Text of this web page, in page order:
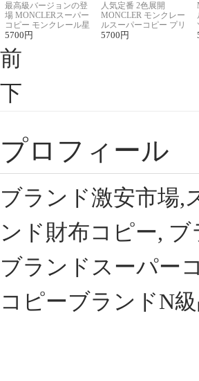
最高級バージョンの登
場 MONCLERスーパー
コピー モンクレール星
座半袖Tシャツ
5700 円
人気定番 2色展開
MONCLER モンクレー
ルスーパーコピー プリ
ント半袖Tシャツ
5700 円
前
下
プロフィール
ブランド激安市場,
ンド財布コピー,
ブランドスーパー
コピーブランドN